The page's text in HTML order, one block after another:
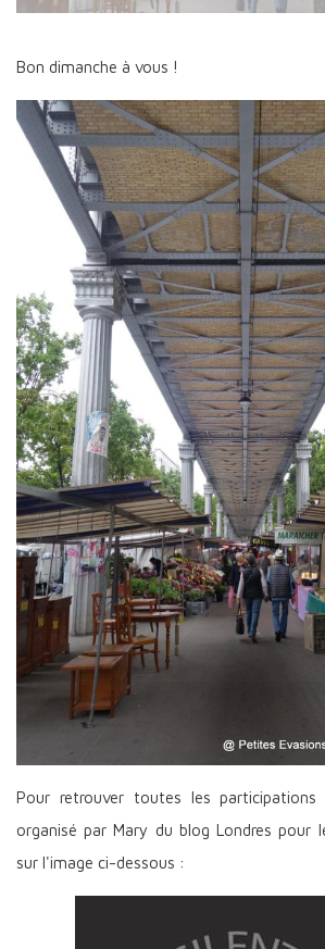
Bon dimanche à vous !
Pour retrouver toutes les participations
organisé par Mary du blog Londres pour
sur l'image ci-dessous :